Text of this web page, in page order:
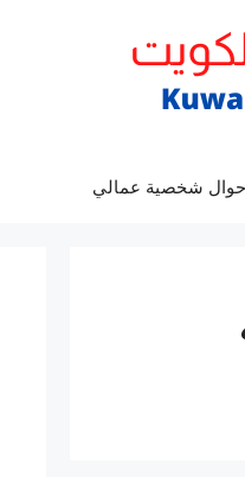
شخصية عمالي